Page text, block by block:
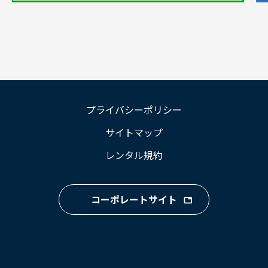
プライバシーポリシー
サイトマップ
レンタル規約
コーポレートサイト